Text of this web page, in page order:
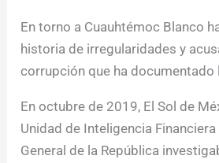
En torno a Cuauhtémoc Blanco
historia de irregularidades y
corrupción que ha documentado
En octubre de 2019, El Sol de
Unidad de Inteligencia Financiera
General de la República